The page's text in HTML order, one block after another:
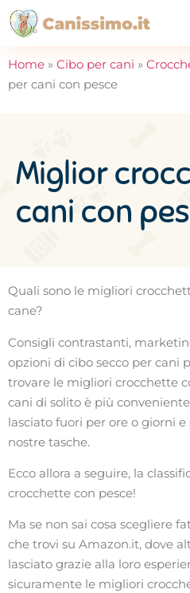
Home » Cibo per cani »
per cani con pesce
Miglior
cani con
Quali sono le migliori
cane?
Consigli contrastanti,
opzioni di cibo secco per cani
trovare le migliori crocchette
cani di solito è più
lasciato fuori per ore o giorni
nostre tasche.
Ecco allora a seguire, la
crocchette con pesce!
Ma se non sai cosa scegliere
che trovi su Amazon.it, dove
lasciato grazie alla loro
sicuramente le migliori